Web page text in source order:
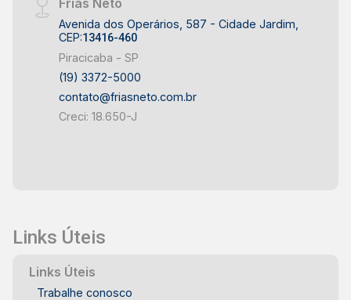
sua visita e conheça de perto todos os detalhes
deste imóvel exclusivo.
Avenida dos Operários, 587 - Cidade Jardim,
CEP:13416-460
Piracicaba - SP
(19) 3372-5000
contato@friasneto.com.br
Creci: 18.650-J
Links Úteis
Links Úteis
Trabalhe conosco